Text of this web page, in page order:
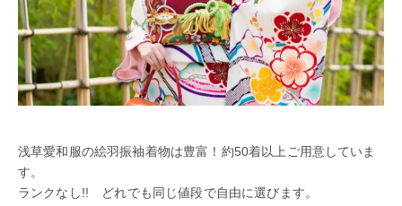
浅草愛和服の絵羽振袖着物は豊富！約50着以上ご用意していま
す。
ランクなし!! どれでも同じ値段で自由に選びます。